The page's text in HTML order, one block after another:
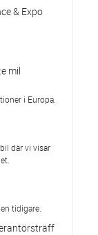
& Expo
mil
i Europa.
där vi visar
tidigare.